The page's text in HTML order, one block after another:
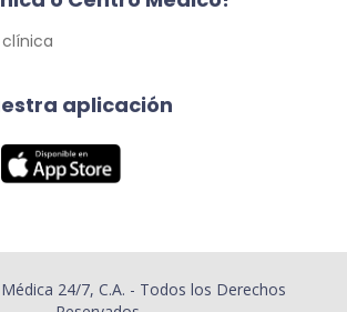
aplicación
24/7, C.A. - Todos los Derechos